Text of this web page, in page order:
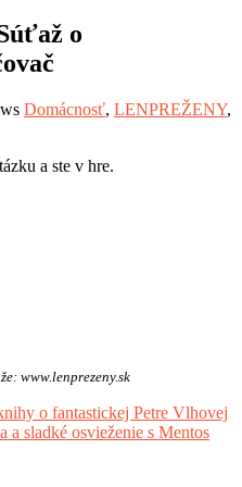
o
Domácnosť, LENPREŽENY,
a ste v hre.
www.lenprezeny.sk
o fantastickej Petre Vlhovej
sladké osvieženie s Mentos